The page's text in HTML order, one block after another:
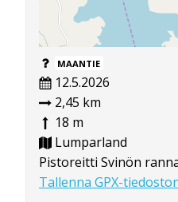
MAANTIE
12.5.2026
2,45 km
18 m
Lumparland
Pistoreitti Svinön
Tallenna GPX-